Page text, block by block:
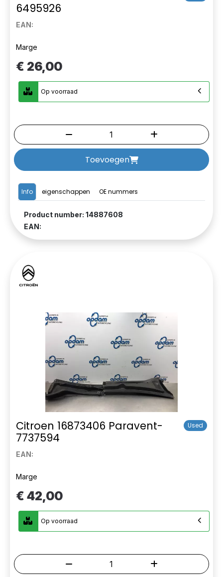
6495926
EAN:
Info eigenschappen OE nummers
Product number: 14887608
EAN:
Marge
€ 26,00
Op voorraad
Toevoegen
Citroen 16873406 Paravent-
7737594
Used
EAN:
Marge
€ 42,00
Op voorraad